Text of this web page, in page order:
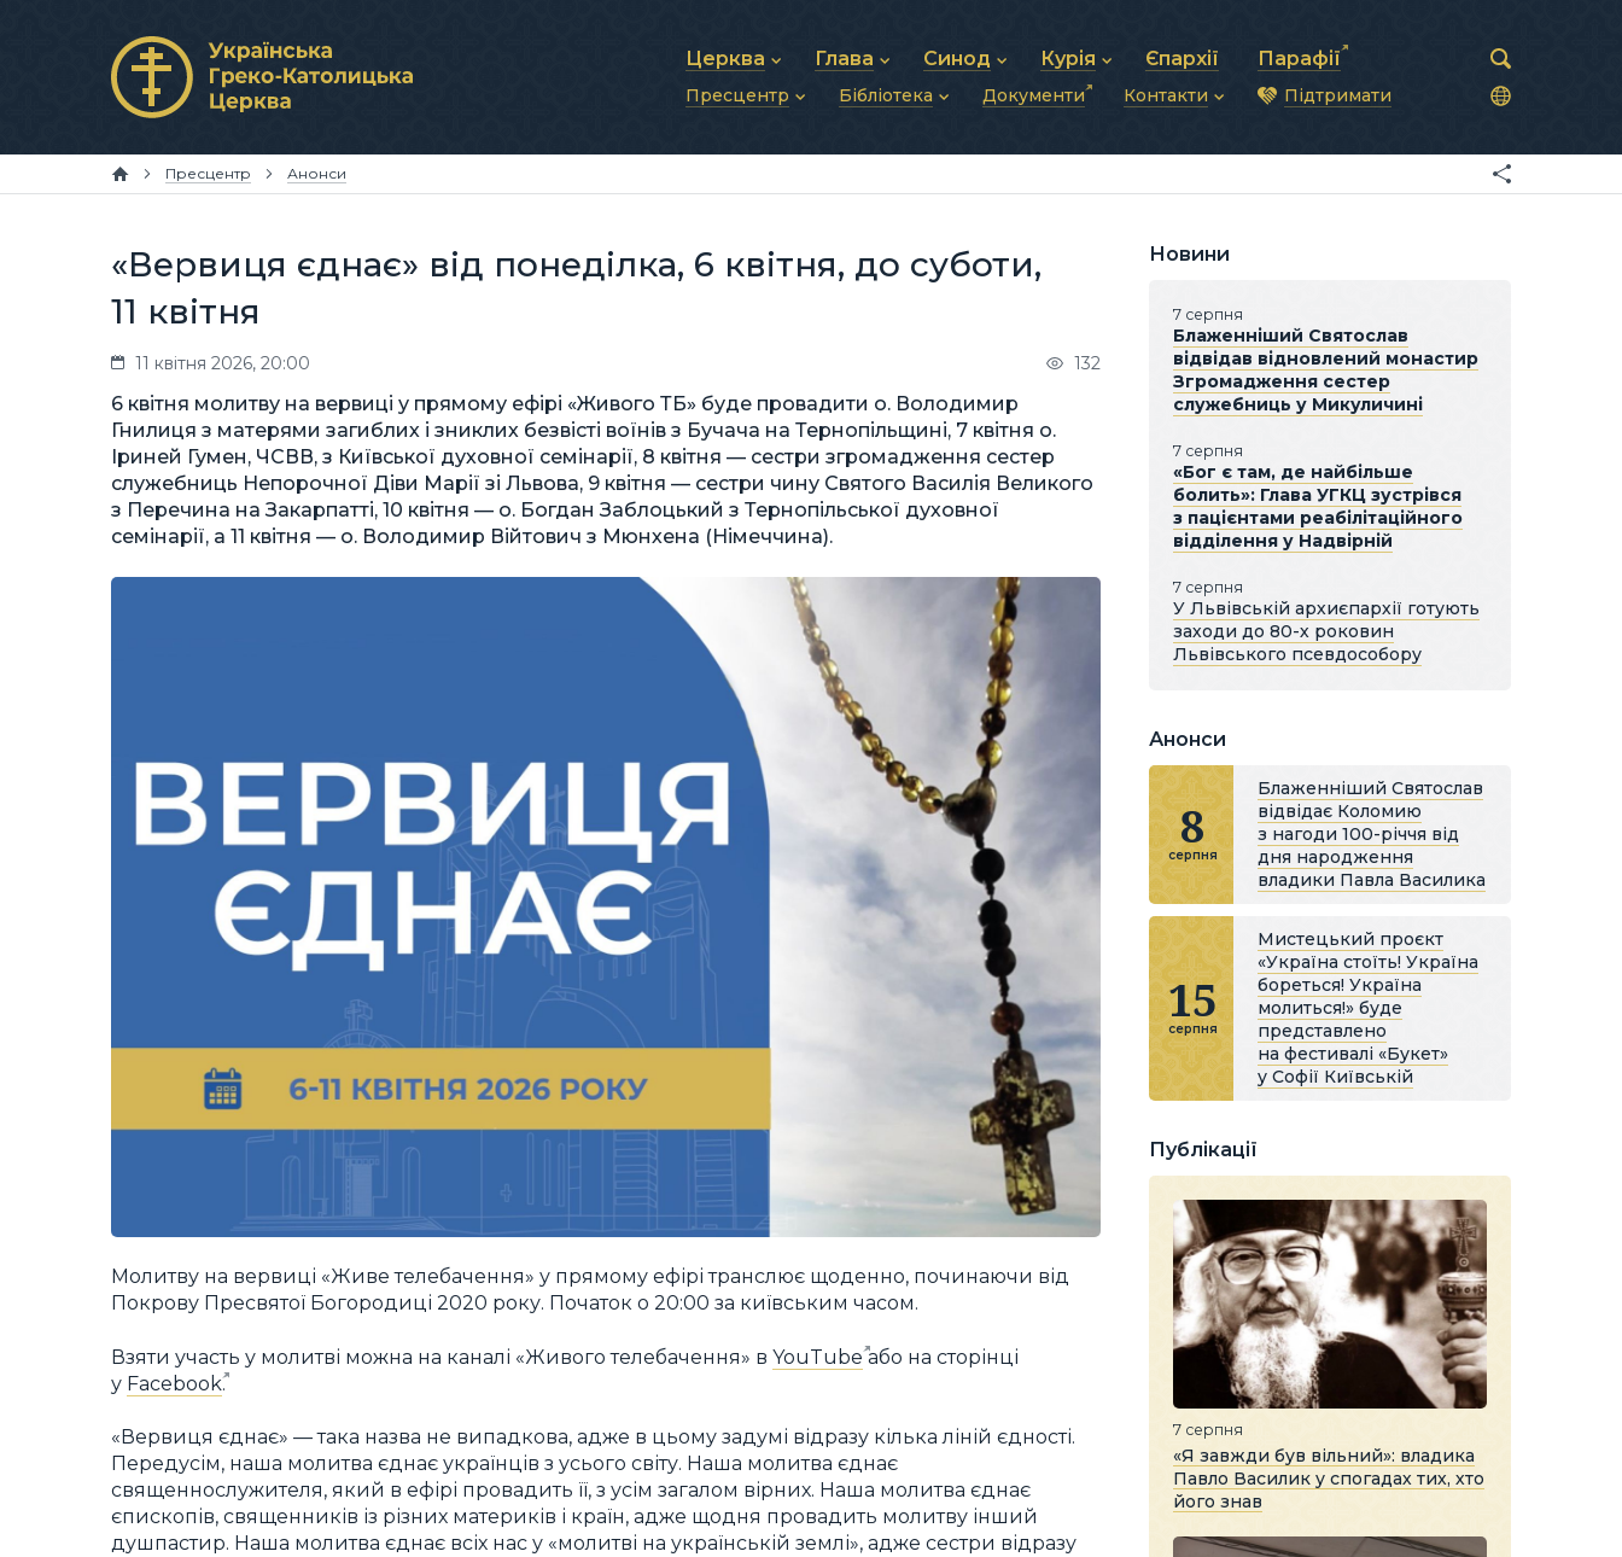
Церква
Про УГКЦ
Структура УГКЦ
Глава
Блаженніший Святослав
Фотографії
Синод
Синод Єпископів
Митрополичі Синоди
Курія
Душпастирська рада
Зв’язки та комунікації
Єпархії Парафії
Пресцентр
Публікації
Фото та відео
Бібліотека
Молитви
Документи Контакти
Синоди Єпископів
Патріарша курія
Підтримати
Пресцентр Анонси
«Вервиця єднає» від понеділка, 6 квітня, до суботи,
11 квітня
11 квітня 2026, 20:00 132
6 квітня молитву на вервиці у прямому ефірі «Живого ТБ» буде провадити о. Володимир
Гнилиця з матерями загиблих і зниклих безвісті воїнів з Бучача на Тернопільщині, 7 квітня о.
Іриней Гумен, ЧСВВ, з Київської духовної семінарії, 8 квітня — сестри згромадження сестер
служебниць Непорочної Діви Марії зі Львова, 9 квітня — сестри чину Святого Василія Великого
з Перечина на Закарпатті, 10 квітня — о. Богдан Заблоцький з Тернопільської духовної
семінарії, а 11 квітня — о. Володимир Війтович з Мюнхена (Німеччина).
Молитву на вервиці «Живе телебачення» у прямому ефірі транслює щоденно, починаючи від
Покрову Пресвятої Богородиці 2020 року. Початок о 20:00 за київським часом.
Взяти участь у молитві можна на каналі «Живого телебачення» в YouTubeабо на сторінці
у Facebook.
«Вервиця єднає» — така назва не випадкова, адже в цьому задумі відразу кілька ліній єдності.
Передусім, наша молитва єднає українців з усього світу. Наша молитва єднає
священнослужителя, який в ефірі провадить її, з усім загалом вірних. Наша молитва єднає
єпископів, священників із різних материків і країн, адже щодня провадить молитву інший
душпастир. Наша молитва єднає всіх нас у «молитві на українській землі», адже сестри відразу
Новини
7 серпня
Блаженніший Святослав
відвідав відновлений монастир
Згромадження сестер
служебниць у Микуличині
7 серпня
«Бог є там, де найбільше
болить»: Глава УГКЦ зустрівся
з пацієнтами реабілітаційного
відділення у Надвірній
7 серпня
У Львівській архиєпархії готують
заходи до 80-х роковин
Львівського псевдособору
Анонси
8
серпня
Блаженніший Святослав
відвідає Коломию
з нагоди 100-річчя від
дня народження
владики Павла Василика
15
серпня
Мистецький проєкт
«Україна стоїть! Україна
бореться! Україна
молиться!» буде
представлено
на фестивалі «Букет»
у Софії Київській
Публікації
7 серпня
«Я завжди був вільний»: владика
Павло Василик у спогадах тих, хто
його знав